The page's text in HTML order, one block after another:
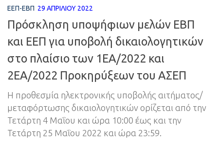
ΕΕΠ-ΕΒΠ 29 ΑΠΡΙΛΊΟΥ 2022
Πρόσκληση υποψήφιων μελών ΕΒΠ
και ΕΕΠ για υποβολή δικαιολογητικών
στο πλαίσιο των 1ΕA/2022 και
2ΕA/2022 Προκηρύξεων του ΑΣΕΠ
Η προθεσμία ηλεκτρονικής υποβολής αιτήματος/
μεταφόρτωσης δικαιολογητικών ορίζεται από την
Τετάρτη 4 Μαΐου και ώρα 10:00 έως και την
Τετάρτη 25 Μαΐου 2022 και ώρα 23:59.